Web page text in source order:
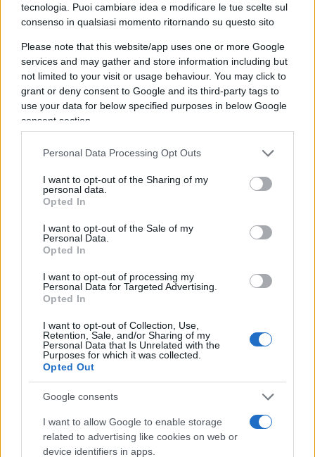
tecnologia. Puoi cambiare idea e modificare le tue scelte sul
consenso in qualsiasi momento ritornando su questo sito
Please note that this website/app uses one or more Google
services and may gather and store information including but
not limited to your visit or usage behaviour. You may click to
grant or deny consent to Google and its third-party tags to
use your data for below specified purposes in below Google
consent section.
Personal Data Processing Opt Outs
I want to opt-out of the Sharing of my
personal data.
Opted In
I want to opt-out of the Sale of my
Personal Data.
Opted In
I want to opt-out of processing my
Personal Data for Targeted Advertising.
Opted In
I want to opt-out of Collection, Use,
Retention, Sale, and/or Sharing of my
Personal Data that Is Unrelated with the
Purposes for which it was collected.
Opted Out
Google consents
I want to allow Google to enable storage
related to advertising like cookies on web or
device identifiers in apps.
Sia dal punto di vista umano che politico, non
poteva non esserci negli accordi un capitolo
riservato aforniture medichedestinate alla
popolazione palestinese della Cisgiordania e della
Striscia di Gaza. Per questo motivo, e anche nella
speranza di una normalizzazione dei rapporti
diplomatici con gli Emirati Arabi, Israele ha dato il
permesso all’atterraggio, alle ore 21:39 del
19/05/2020 all’aeroporto internazionale Ben
Gurion di Tel Aviv, di un aereo cargo emiratino
che portava aiuti sanitari che il governo di Abu
Dhabi voleva donare alla popolazione palestinese.